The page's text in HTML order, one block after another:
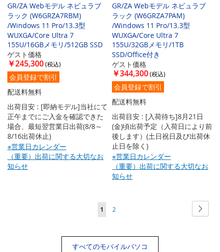
GR/ZA Webモデル ネビュラブ
ラック (W6GRZA7RBM)
/Windows 11 Pro/13.3型
WUXGA/Core Ultra 7
155U/16GBメモリ/512GB SSD
ゲスト価格
￥245,300
会員登録で割引
配送料無料
出荷目安 : [即納モデル]当社にて
正午までにご入金を確認できた
場合、最短翌営業日出荷(8/8～
8/16出荷休止)
※営業日カレンダー
（重要）出荷に関する大切なお
知らせ
GR/ZA Webモデル ネビュラブ
ラック (W6GRZA7PAM)
/Windows 11 Pro/13.3型
WUXGA/Core Ultra 7
155U/32GBメモリ/1TB
SSD/Office付き
ゲスト価格
￥344,300
会員登録で割引
配送料無料
出荷目安 : [入荷待ち]8月21日
(金)頃出荷予定（入荷日により前
後します）(土日祝日及び出荷休
止日を除く)
※営業日カレンダー
（重要）出荷に関する大切なお
知らせ
ー
ペ
ジ
1
ペ
ジ
2
すべてのモバイルパソコ